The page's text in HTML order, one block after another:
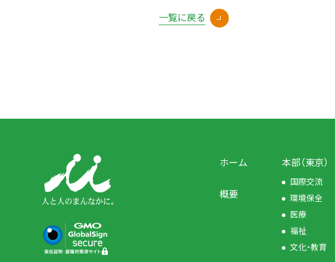
一覧に戻る
ホーム
概要
本部（東京）
国際交流
環境保全
医療
福祉
文化・教育